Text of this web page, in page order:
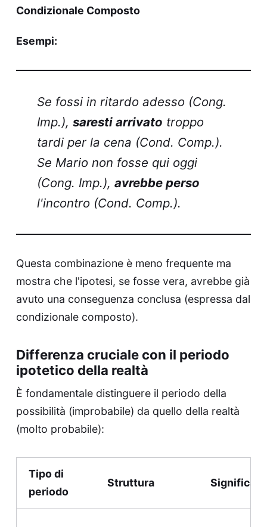
Condizionale Composto
Esempi:
Se fossi in ritardo adesso (Cong.
Imp.),saresti arrivato troppo
tardi per la cena (Cond. Comp.).
Se Mario non fosse qui oggi
(Cong. Imp.),avrebbe perso
l'incontro (Cond. Comp.).
Questa combinazione è meno frequente ma
mostra che l'ipotesi, se fosse vera, avrebbe già
avuto una conseguenza conclusa (espressa dal
condizionale composto).
Differenza cruciale con il periodo
ipotetico della realtà
È fondamentale distinguere il periodo della
possibilità (improbabile) da quello della realtà
(molto probabile):
Tipo di
periodo
Struttura Significato